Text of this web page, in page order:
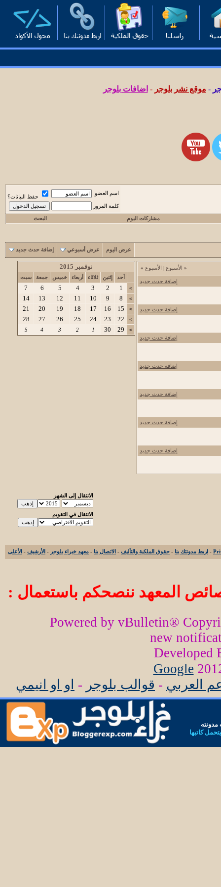
- موقع نشر بلوجر - اضافات بلوجر
اسم العضو
حفظ البيانات؟
كلمة المرور
مشاركات اليوم البحث
عرض اليوم عرض أسبوعي إضافة حدث جديد
« الأسبوع | الأسبوع »
إضافة حدث جديد
إضافة حدث جديد
إضافة حدث جديد
إضافة حدث جديد
إضافة حدث جديد
إضافة حدث جديد
إضافة حدث جديد
نوفمبر 2015
أحد إثنين ثلاثاء أربعاء خميس جمعة
سبت
>
1
2
3
4
5
6
7
>
8
9
10
11
12
13
14
>
15
16
17
18
19
20
21
>
22
23
24
25
26
27
28
>
29
30
1
2
3
4
5
الانتقال إلى الشهر
الانتقال في التقويم
- اربط مدونتك بنا - حقوق الملكية والتأليف - الاتصال بنا - معهد خبراء بلوجر - الأرشيف - الأعلى
المعهد ننصحكم باستعمال :
Powered by vBulletin®
new
Developed
Google
العربي - قوالب بلوجر - او او انيمي
مدونته
كاتبها